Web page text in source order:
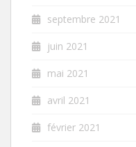
septembre 2021
juin 2021
mai 2021
avril 2021
février 2021